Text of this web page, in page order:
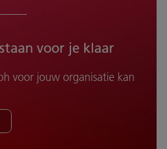
voor je klaar
voor jouw organisatie kan